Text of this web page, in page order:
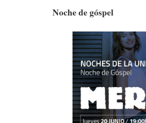
Noche de góspel